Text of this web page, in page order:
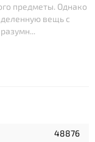
предметы. Однако
вещь с
48876